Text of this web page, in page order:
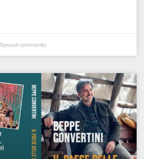
Nessun commento